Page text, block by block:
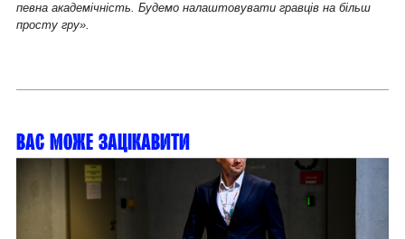
певна академічність. Будемо налаштовувати гравців на більш
просту гру».
Вас може зацікавити